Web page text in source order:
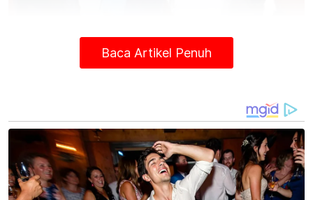
Hakim Mohd Zul Zakiqudin Zulkifli menjatuhkan hukuman itu
Berdasarkan pertuduhan, kedua-dua mereka
didakwa memperdagangkan seorang wanita
tempatan berusia 29 tahun bagi tujuan
eksploitasi seks dengan cara
Baca Artikel Penuh